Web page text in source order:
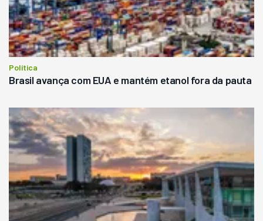
Política
Brasil avança com EUA e mantém etanol fora da pauta